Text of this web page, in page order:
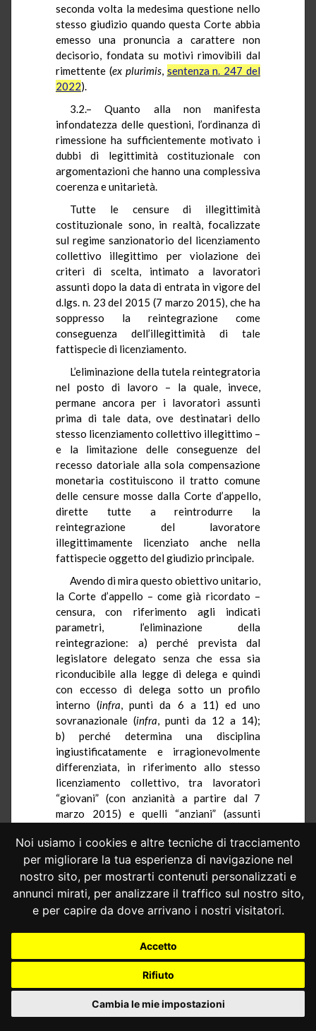
Noi usiamo i cookies e altre tecniche di tracciamento
per migliorare la tua esperienza di navigazione nel
nostro sito, per mostrarti contenuti personalizzati e
annunci mirati, per analizzare il traffico sul nostro sito,
e per capire da dove arrivano i nostri visitatori.
Accetto
Rifiuto
Cambia le mie impostazioni
seconda volta la medesima questione nello
stesso giudizio quando questa Corte abbia
emesso una pronuncia a carattere non
decisorio, fondata su motivi rimovibili dal
rimettente (ex plurimis, sentenza n. 247 del
2022).
3.2.– Quanto alla non manifesta
infondatezza delle questioni, l’ordinanza di
rimessione ha sufficientemente motivato i
dubbi di legittimità costituzionale con
argomentazioni che hanno una complessiva
coerenza e unitarietà.
Tutte le censure di illegittimità
costituzionale sono, in realtà, focalizzate
sul regime sanzionatorio del licenziamento
collettivo illegittimo per violazione dei
criteri di scelta, intimato a lavoratori
assunti dopo la data di entrata in vigore del
d.lgs. n. 23 del 2015 (7 marzo 2015), che ha
soppresso la reintegrazione come
conseguenza dell’illegittimità di tale
fattispecie di licenziamento.
L’eliminazione della tutela reintegratoria
nel posto di lavoro – la quale, invece,
permane ancora per i lavoratori assunti
prima di tale data, ove destinatari dello
stesso licenziamento collettivo illegittimo –
e la limitazione delle conseguenze del
recesso datoriale alla sola compensazione
monetaria costituiscono il tratto comune
delle censure mosse dalla Corte d’appello,
dirette tutte a reintrodurre la
reintegrazione del lavoratore
illegittimamente licenziato anche nella
fattispecie oggetto del giudizio principale.
Avendo di mira questo obiettivo unitario,
la Corte d’appello – come già ricordato –
censura, con riferimento agli indicati
parametri,
l’eliminazione della
reintegrazione: a) perché prevista dal
legislatore delegato senza che essa sia
riconducibile alla legge di delega e quindi
con eccesso di delega sotto un profilo
interno (infra, punti da 6 a 11) ed uno
sovranazionale (infra, punti da 12 a 14);
b)
perché determina una disciplina
ingiustificatamente e irragionevolmente
differenziata, in riferimento allo stesso
licenziamento collettivo, tra lavoratori
“giovani” (con anzianità a partire dal 7
marzo 2015) e quelli “anziani” (assunti
conservano, invece, la reintegrazione nel
posto di lavoro in caso di licenziamento
collettivo illegittimo per violazione dei
criteri di scelta (infra, punti da 15 a 17); c)
infine perché, comunque, il solo indennizzo
costituisce in sé una sanzione adeguata e
sufficientemente dissuasiva dei